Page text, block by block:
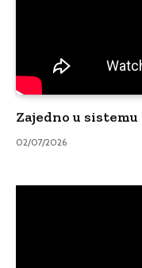
Zajedno u
02/07/2026